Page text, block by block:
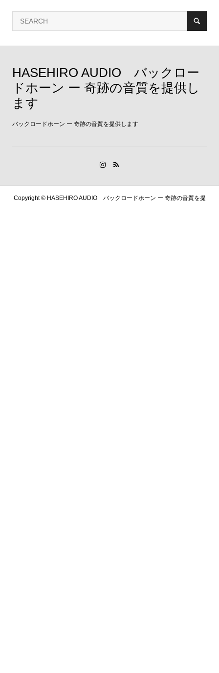
HASEHIRO AUDIO バックロー
ドホーン ー 奇跡の音質を提供し
ます
バックロードホーン ー 奇跡の音質を提供します
Copyright ©HASEHIRO AUDIO バックロードホーン ー 奇跡の音質を提